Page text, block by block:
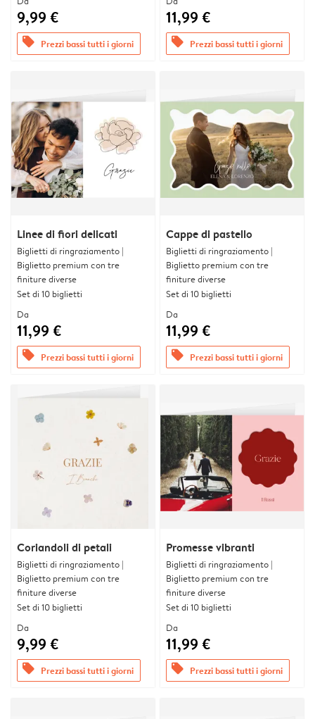
9,99 €
offers Prezzi bassi tutti i giorni
11,99 €
offers Prezzi bassi tutti i giorni
Linee di fiori delicati
Biglietti di ringraziamento |
Biglietto premium con tre
finiture diverse
Set di 10 biglietti
Da
11,99 €
offers Prezzi bassi tutti i giorni
Cappe di pastello
Biglietti di ringraziamento |
Biglietto premium con tre
finiture diverse
Set di 10 biglietti
Da
11,99 €
offers Prezzi bassi tutti i giorni
Coriandoli di petali
Biglietti di ringraziamento |
Biglietto premium con tre
finiture diverse
Set di 10 biglietti
Da
9,99 €
offers Prezzi bassi tutti i giorni
Promesse vibranti
Biglietti di ringraziamento |
Biglietto premium con tre
finiture diverse
Set di 10 biglietti
Da
11,99 €
offers Prezzi bassi tutti i giorni